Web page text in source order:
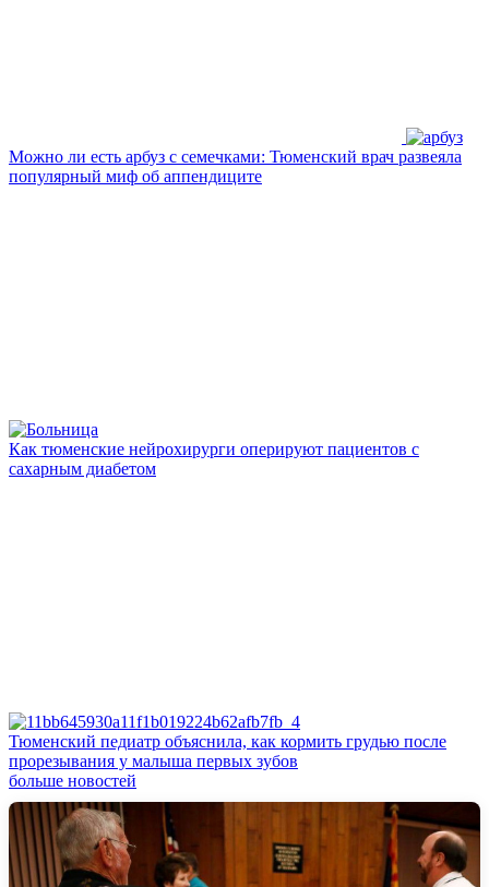
Можно ли есть арбуз с семечками: Тюменский врач развеяла
популярный миф об аппендиците
Как тюменские нейрохирурги оперируют пациентов с
сахарным диабетом
Тюменский педиатр объяснила, как кормить грудью после
прорезывания у малыша первых зубов
больше новостей